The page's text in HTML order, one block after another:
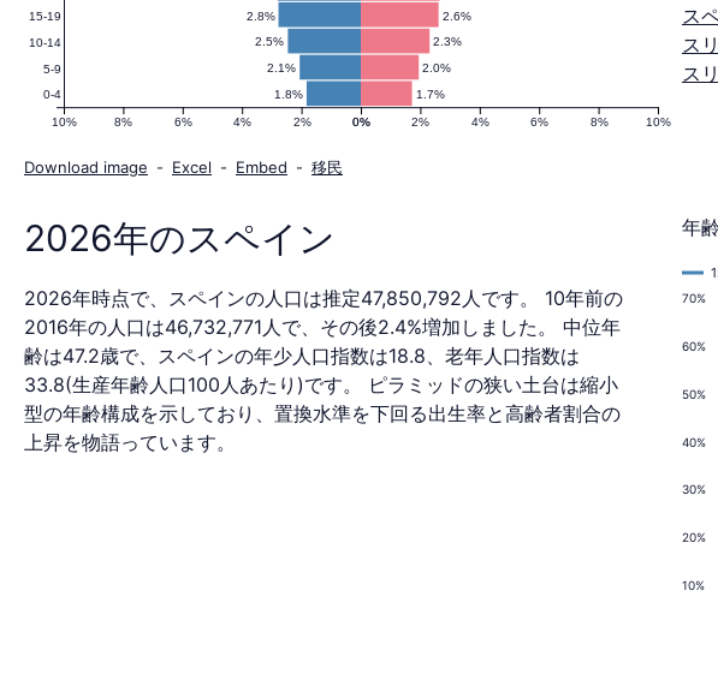
口
ピ
ラ
ミ
ッ
1.7%
1.8%
2.0%
2.1%
2.3%
2.5%
2.6%
2.8%
0% 2% 4% 6% 8% 10%
10% 8% 6% 4% 2% 0%
0-4
5-9
10-14
15-19
Download image - Excel - Embed - 移民
ス
ス
ス
2026年のスペイン
2026年時点で、スペインの人口は推定47,850,792人です。 10年前の
2016年の人口は46,732,771人で、その後2.4%増加しました。 中位年
齢は47.2歳で、スペインの年少人口指数は18.8、老年人口指数は
33.8(生産年齢人口100人あたり)です。 ピラミッドの狭い土台は縮小
型の年齢構成を示しており、置換水準を下回る出生率と高齢者割合の
上昇を物語っています。
年
10%
20%
30%
40%
50%
60%
70%